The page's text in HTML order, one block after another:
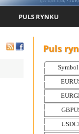
PULS RYNKU
Puls